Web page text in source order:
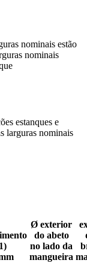
nominais estão
nominais
estanques e
larguras nominais
Ø exterior
do abeto
no lado da
mangueira